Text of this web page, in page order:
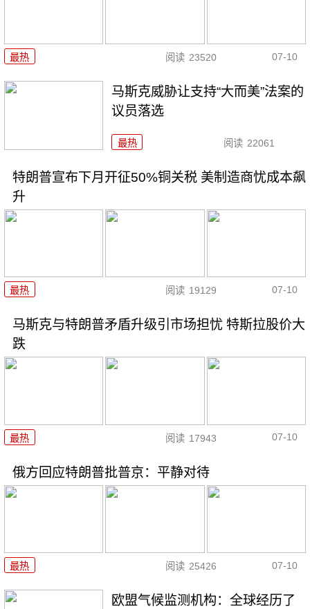
最热 阅读 23520 07-10
马斯克威胁让支持“大而美”法案的
议员落选
最热 阅读 22061
特朗普宣布下月开征50%铜关税 美制造商忧成本飙
升
最热 阅读 19129 07-10
马斯克与特朗普矛盾升级引市场担忧 特斯拉股价大
跌
最热 阅读 17943 07-10
俄方回应特朗普批普京：平静对待
最热 阅读 25426 07-10
欧盟气候监测机构：全球经历了